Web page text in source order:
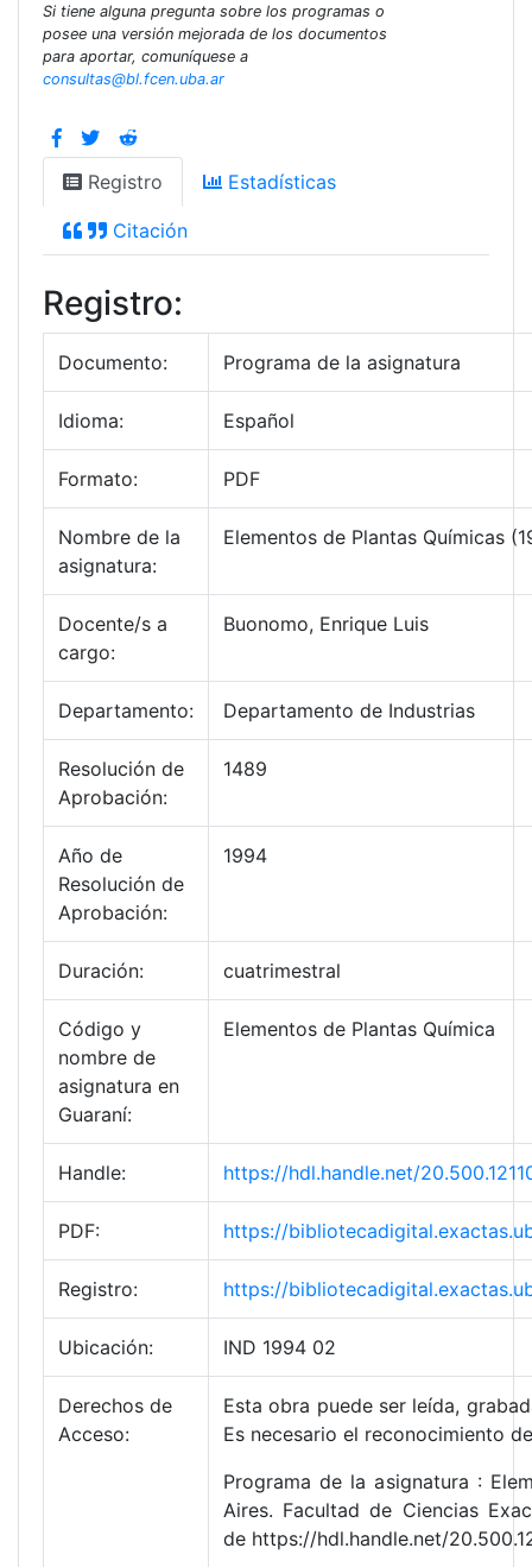
Si tiene alguna pregunta sobre los programas o
posee una versión mejorada de los documentos
para aportar, comuníquese a
consultas@bl.fcen.uba.ar
Registro Estadísticas
Citación
Registro:
Documento: Programa de la asignatura
Idioma: Español
Formato: PDF
Nombre de la
asignatura:
Elementos de Plantas Químicas
Docente/s a
cargo:
Buonomo, Enrique Luis
Departamento: Departamento de Industrias
Resolución de
Aprobación:
1489
Año de
Resolución de
Aprobación:
1994
Duración: cuatrimestral
Código y
nombre de
asignatura en
Guaraní:
Elementos de Plantas Química
Handle: https://hdl.handle.net/
PDF: https://
Registro: https://
Ubicación: IND 1994 02
Derechos de
Acceso:
Esta obra puede ser leída,
Es necesario el reconocimiento
Programa de la asignatura :
Aires. Facultad de Ciencias
de https://hdl.handle.net/